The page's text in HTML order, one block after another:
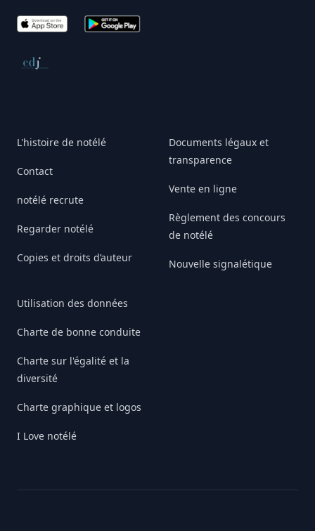
App Store Google Play
Conseil de déontologie journalistique
L'histoire de notélé
Contact
notélé recrute
Regarder notélé
Copies et droits d’auteur
Utilisation des données
Charte de bonne conduite
Charte sur l'égalité et la
diversité
Charte graphique et logos
I Love notélé
Documents légaux et
transparence
Vente en ligne
Règlement des concours
de notélé
Nouvelle signalétique